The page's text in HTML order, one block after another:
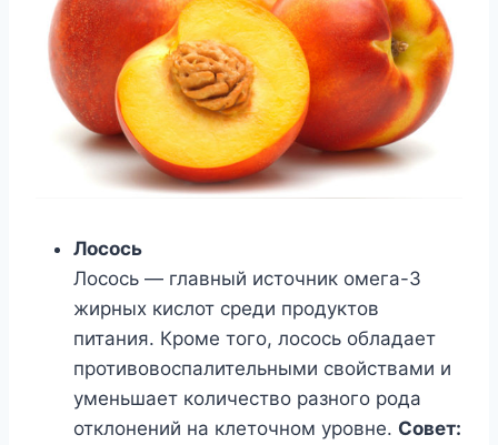
Лосось
Лосось — главный источник омега-3
жирных кислот среди продуктов
питания. Кроме того, лосось обладает
противовоспалительными свойствами и
уменьшает количество разного рода
отклонений на клеточном уровне. Совет: